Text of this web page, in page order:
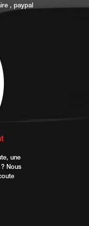
, paypal
une
Nous